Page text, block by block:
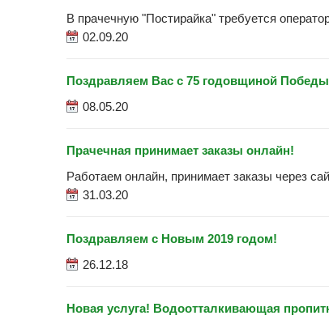
В прачечную "Постирайка" требуется
02.09.20
Поздравляем Вас с 75 годовщиной
08.05.20
Прачечная принимает заказы онлайн!
Работаем онлайн, принимает заказы через
31.03.20
Поздравляем с Новым 2019 годом!
26.12.18
Новая услуга! Водоотталкивающая